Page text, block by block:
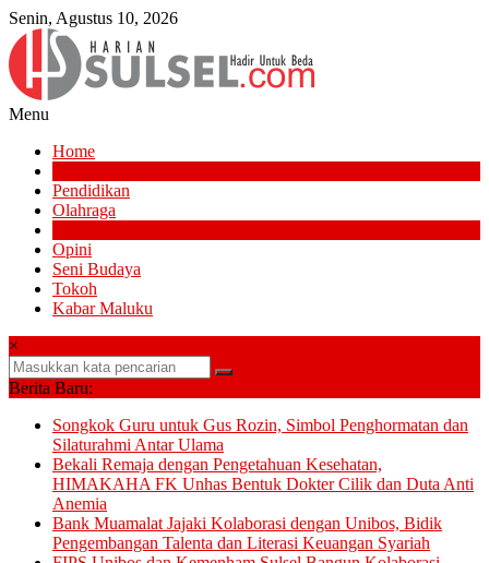
Lompat
ke
konten
Senin, Agustus 10, 2026
Sulsel
Menu
Home
Pendidikan
Olahraga
Opini
Seni Budaya
Tokoh
Kabar Maluku
×
Berita Baru:
Songkok Guru untuk Gus Rozin, Simbol Penghormatan dan
Silaturahmi Antar Ulama
Bekali Remaja dengan Pengetahuan Kesehatan,
HIMAKAHA FK Unhas Bentuk Dokter Cilik dan Duta Anti
Anemia
Bank Muamalat Jajaki Kolaborasi dengan Unibos, Bidik
Pengembangan Talenta dan Literasi Keuangan Syariah